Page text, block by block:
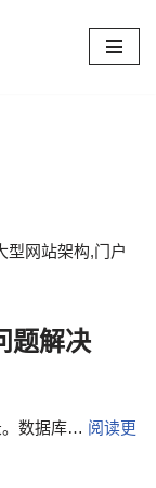
型网站架构,门户
题解决
。数据库… 阅读更